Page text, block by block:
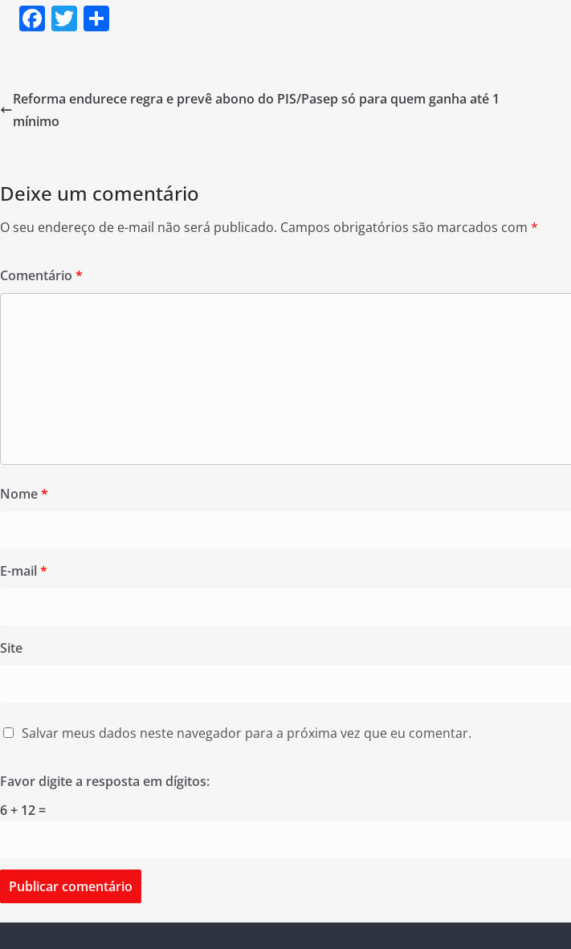
F
e
b
k
T
er e
Reforma endurece regra e prevê abono do PIS/Pasep só para quem ganha até 1
mínimo
Deixe um comentário
O seu endereço de e-mail não será publicado. Campos obrigatórios são marcados com *
Comentário *
Nome*
E-mail*
Site
Salvar meus dados neste navegador para a próxima vez que eu comentar.
Favor digite a resposta em dígitos:
6 + 12 =